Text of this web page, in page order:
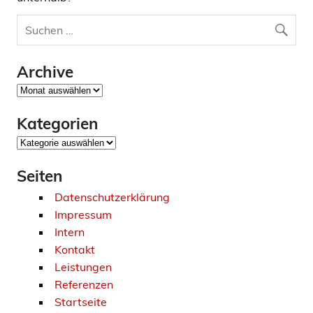
Archive
Archive
Kategorien
Kategorien
Seiten
Datenschutzerklärung
Impressum
Intern
Kontakt
Leistungen
Referenzen
Startseite